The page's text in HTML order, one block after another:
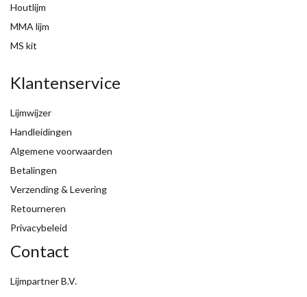
Houtlijm
MMA lijm
MS kit
Klantenservice
Lijmwijzer
Handleidingen
Algemene voorwaarden
Betalingen
Verzending & Levering
Retourneren
Privacybeleid
Contact
Lijmpartner B.V.